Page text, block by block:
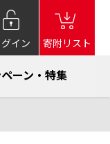
イン 寄附リスト
ーン・特集